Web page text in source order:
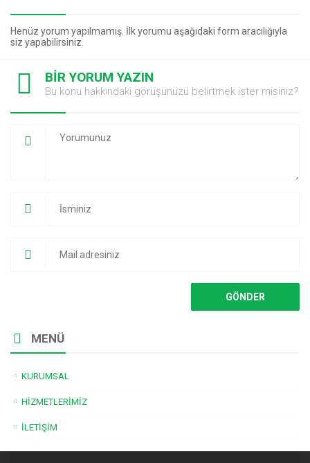
Henüz yorum yapılmamış. İlk yorumu aşağıdaki form aracılığıyla
siz yapabilirsiniz.
BİR YORUM YAZIN
Bu konu hakkındaki görüşünüzü belirtmek ister misiniz?
MENÜ
KURUMSAL
HIZMETLERIMIZ
İLETIŞIM